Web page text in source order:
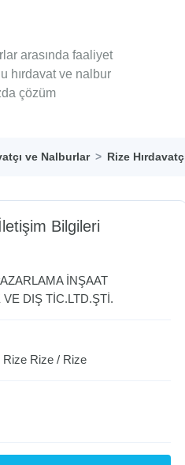
arasında faaliyet
hırdavat ve nalbur
çözüm
ve Nalburlar Rize
Bilgileri
İNŞAAT
DIŞ TİC.LTD.ŞTİ.
Rize Rize / Rize